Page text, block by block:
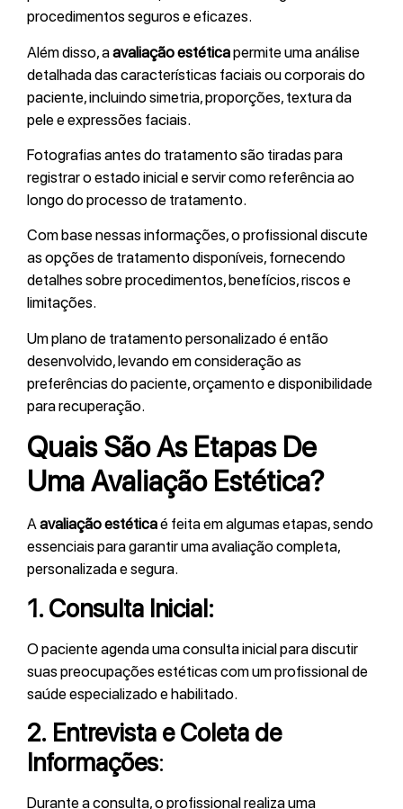
procedimentos seguros e eficazes.
Além disso, aavaliação estéticapermite uma análise
detalhada das características faciais ou corporais do
paciente, incluindo simetria, proporções, textura da
pele e expressões faciais.
Fotografias antes do tratamento são tiradas para
registrar o estado inicial e servir como referência ao
longo do processo de tratamento.
Com base nessas informações, o profissional discute
as opções de tratamento disponíveis, fornecendo
detalhes sobre procedimentos, benefícios, riscos e
limitações.
Um plano de tratamento personalizado é então
desenvolvido, levando em consideração as
preferências do paciente, orçamento e disponibilidade
para recuperação.
Quais São As Etapas De
Uma Avaliação Estética?
Aavaliação estéticaé feita em algumas etapas, sendo
essenciais para garantir uma avaliação completa,
personalizada e segura.
1. Consulta Inicial:
O paciente agenda uma consulta inicial para discutir
suas preocupações estéticas com um profissional de
saúde especializado e habilitado.
2. Entrevista e Coleta de
Informações:
Durante a consulta, o profissional realiza uma